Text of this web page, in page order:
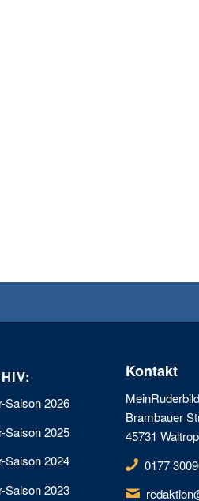
Saison 2026
Saison 2025
Saison 2024
Saison 2023
Kontakt
Brambauer
45731
0177